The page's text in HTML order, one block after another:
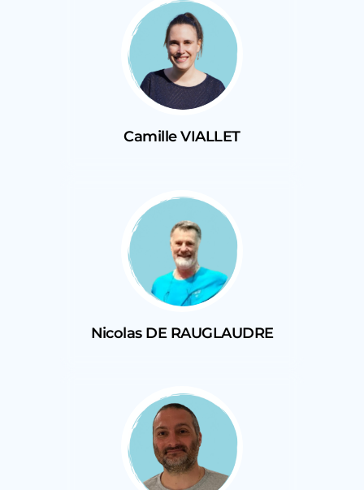
Camille VIALLET
Nicolas DE RAUGLAUDRE